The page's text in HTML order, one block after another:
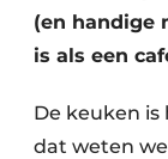
(en handige
is als een
De keuken
dat weten